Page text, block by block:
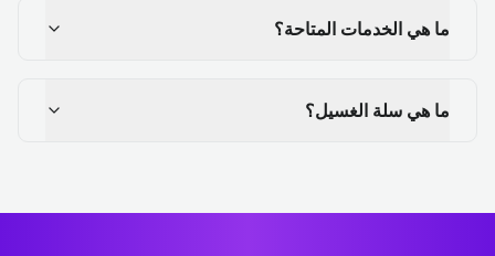
ما هي الخدمات المتاحة؟
ما هي سلة الغسيل؟